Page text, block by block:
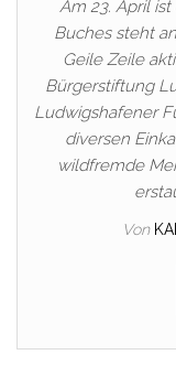
Am 23. April
Buches steht
Geile Zeile
Bürgerstiftung
Ludwigshafener
diversen
wildfremde
Von